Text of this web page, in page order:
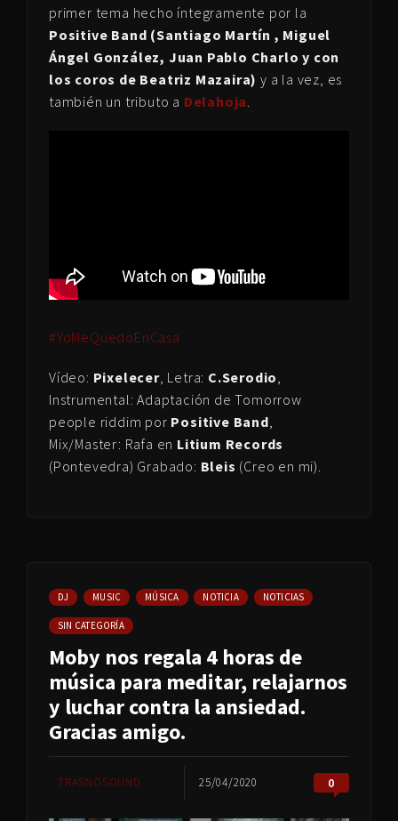
primer tema hecho íntegramente por la
Positive Band (Santiago Martín , Miguel
Ángel González, Juan Pablo Charlo y con
los coros de Beatriz Mazaira) y a la vez, es
también un tributo a Delahoja
#YoMeQuedoEnCasa
Vídeo: Pixelecer, Letra: C.Serodio,
Instrumental: Adaptación de Tomorrow
people riddim por Positive Band,
Mix/Master: Rafa en Litium Records
(Pontevedra) Grabado: Bleis (Creo en mi).
DJ MUSIC MÚSICA NOTICIA NOTICIAS
SIN CATEGORÍA
Moby nos regala 4 horas de
música para meditar, relajarnos
y luchar contra la ansiedad.
Gracias amigo.
TRASNOSOUND 25/04/2020 0